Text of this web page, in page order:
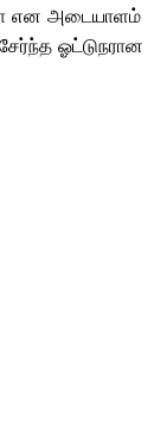
என அடையாளம்
ஓட்டுநரான